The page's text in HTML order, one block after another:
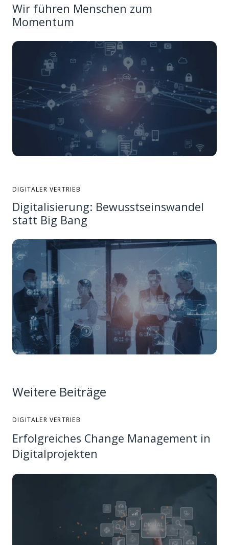
Wir führen Menschen zum
Momentum
DIGITALER VERTRIEB
Digitalisierung: Bewusstseinswandel
statt Big Bang
Weitere Beiträge
DIGITALER VERTRIEB
Erfolgreiches Change Management in
Digitalprojekten